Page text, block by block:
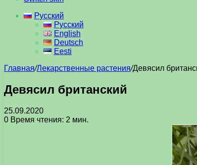
Русский
Русский
English
Deutsch
Eesti
Главная/Лекарственные растения/Девясил
Девясил британский
25.09.2020
0 Время чтения: 2 мин.